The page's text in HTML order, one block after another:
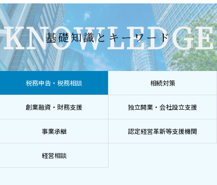
KNOWLEDGE
基礎知識とキーワード
税務申告・税務相談 相続対策
創業融資・財務支援 独立開業・会社設立支援
事業承継 認定経営革新等支援機関
経営相談